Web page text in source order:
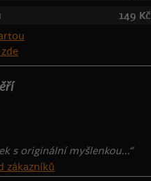
149 Kč
s originální myšlenkou...“
zákazníků